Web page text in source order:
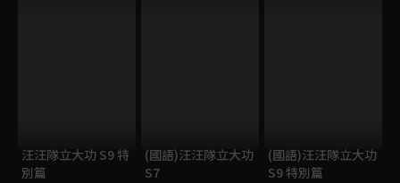
汪汪隊立大功 S9 特
別篇
(國語)汪汪隊立大功
S7
(國語)汪汪隊立大功
S9 特別篇